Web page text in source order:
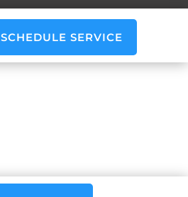
SCHEDULE SERVICE